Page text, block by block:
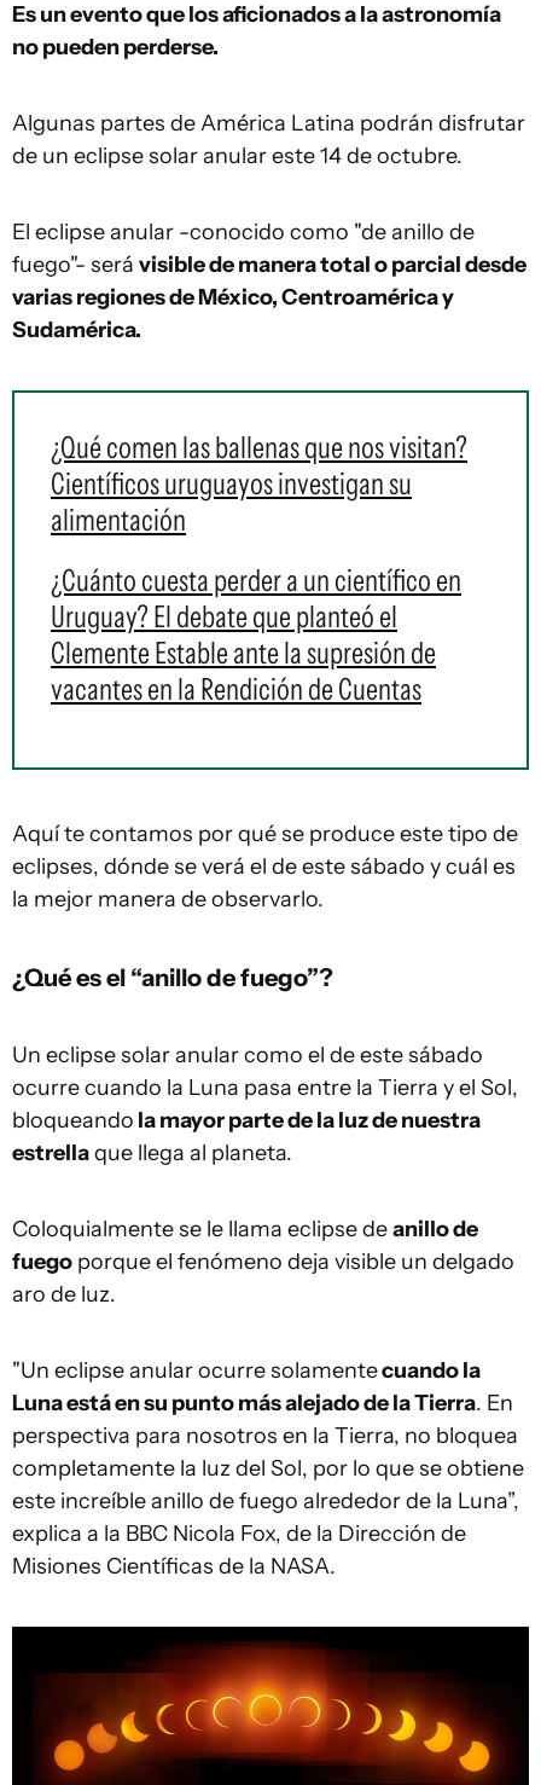
Es un evento que los aficionados a la astronomía
no pueden perderse.
Algunas partes de América Latina podrán disfrutar
de un eclipse solar anular este 14 de octubre.
El eclipse anular -conocido como "de anillo de
fuego"- será visible de manera total o parcial desde
varias regiones de México, Centroamérica y
Sudamérica.
¿Qué comen las ballenas que nos visitan?
Científicos uruguayos investigan su
alimentación
¿Cuánto cuesta perder a un científico en
Uruguay? El debate que planteó el
Clemente Estable ante la supresión de
vacantes en la Rendición de Cuentas
Aquí te contamos por qué se produce este tipo de
eclipses, dónde se verá el de este sábado y cuál es
la mejor manera de observarlo.
¿Qué es el “anillo de fuego”?
Un eclipse solar anular como el de este sábado
ocurre cuando la Luna pasa entre la Tierra y el Sol,
bloqueando la mayor parte de la luz de nuestra
estrellaque llega al planeta.
Coloquialmente se le llama eclipse deanillo de
fuego porque el fenómeno deja visible un delgado
aro de luz.
"Un eclipse anular ocurre solamentecuando la
Luna está en su punto más alejado de la Tierra. En
perspectiva para nosotros en la Tierra, no bloquea
completamente la luz del Sol, por lo que se obtiene
este increíble anillo de fuego alrededor de la Luna”,
explica a la BBC Nicola Fox, de la Dirección de
Misiones Científicas de la NASA.